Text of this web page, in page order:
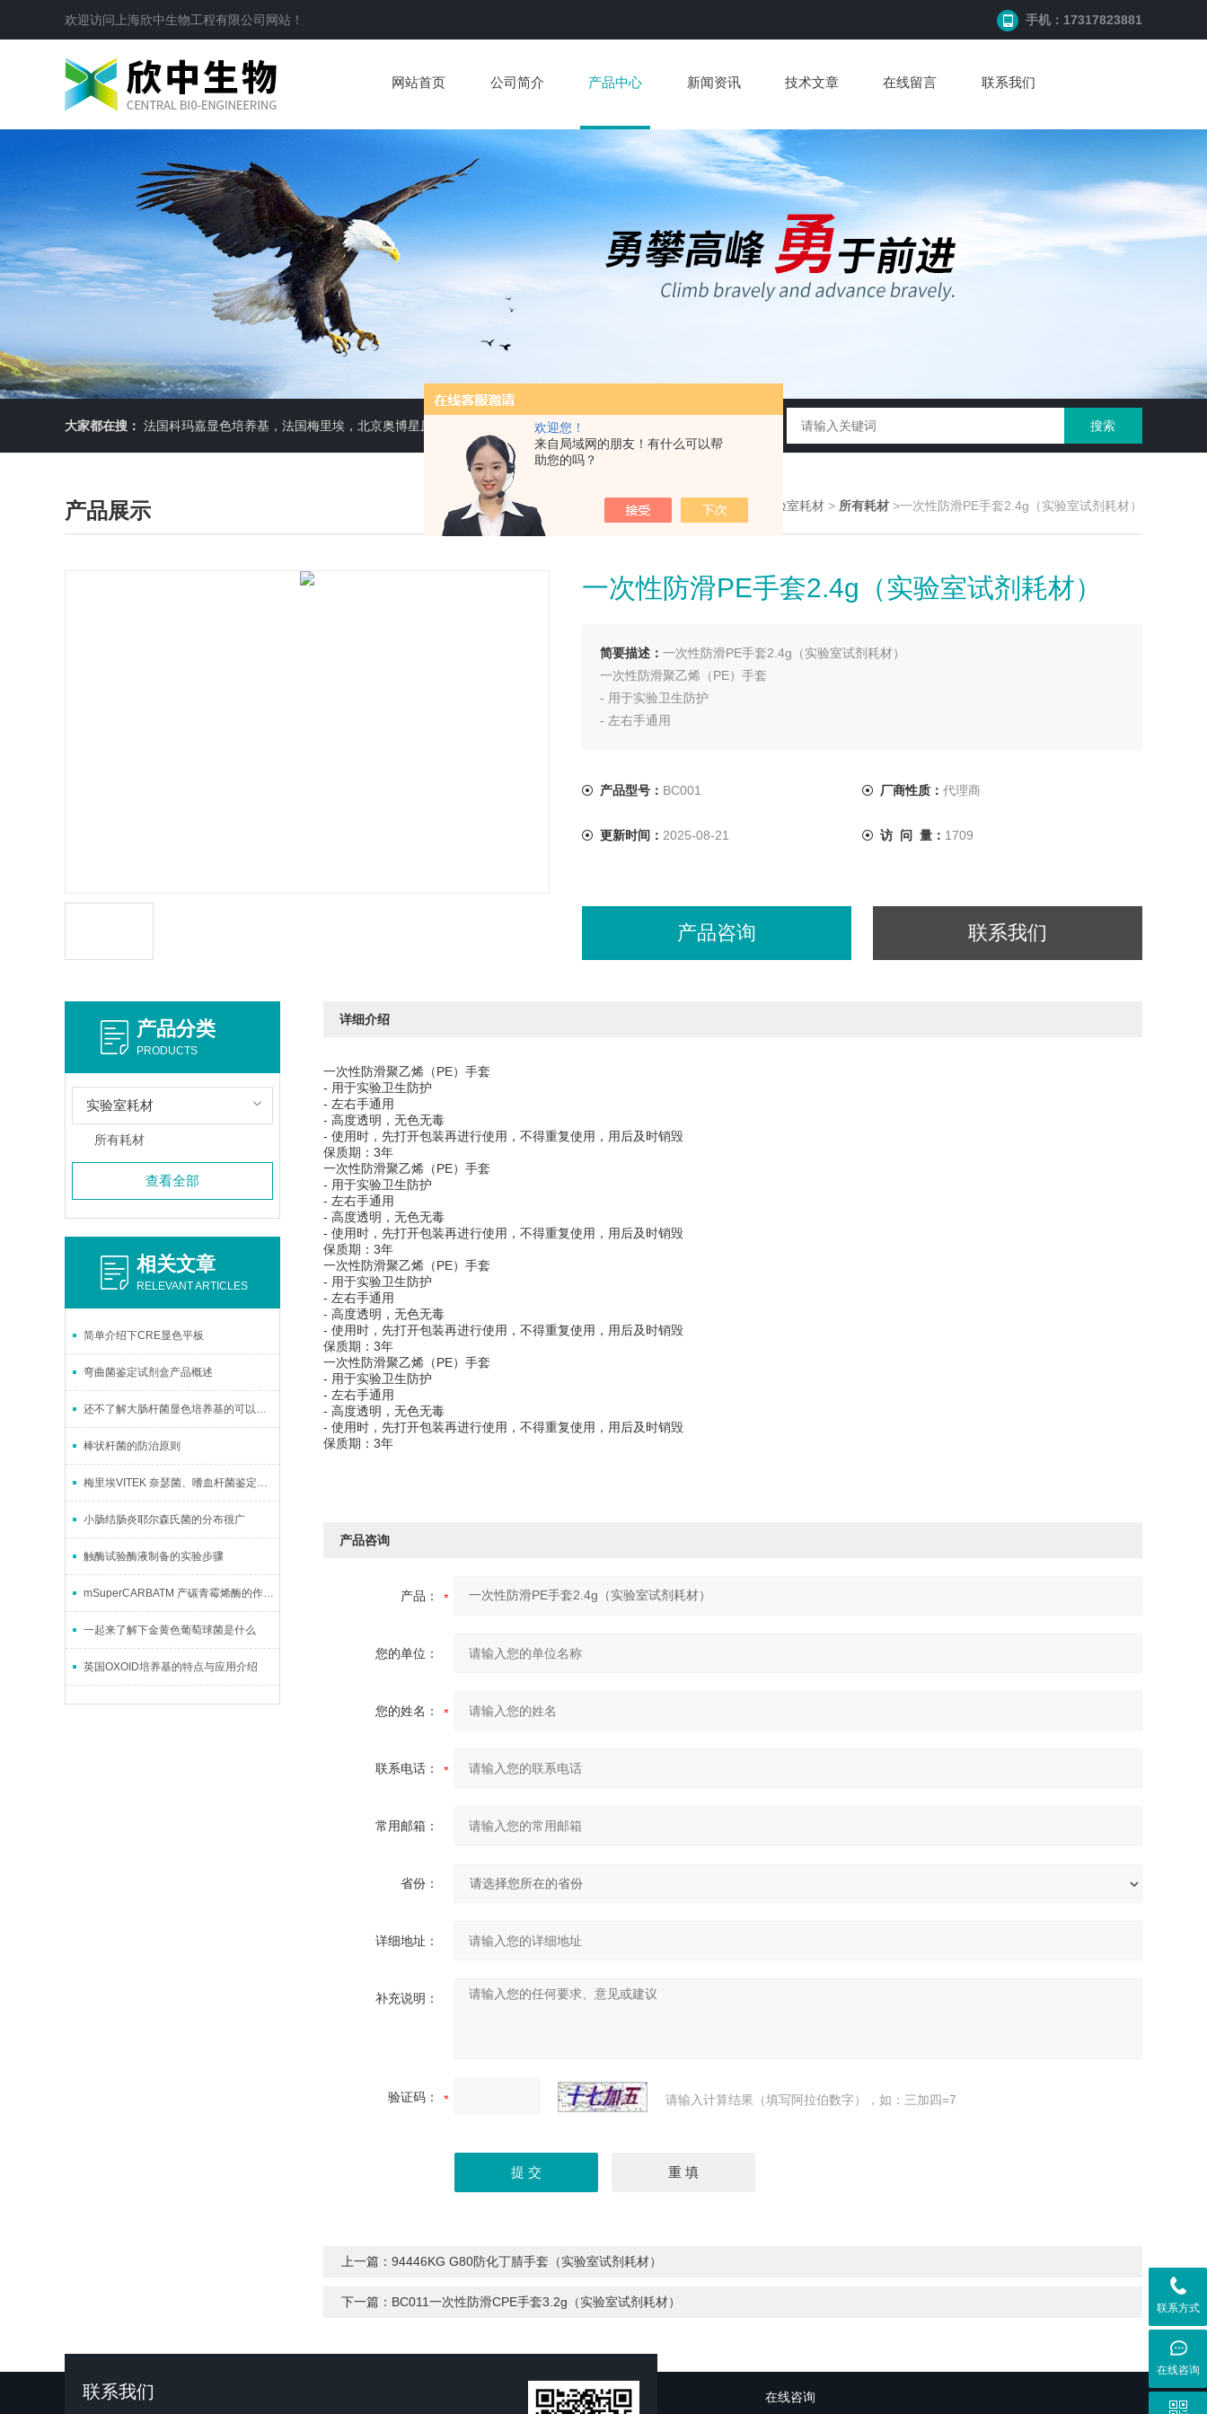
欢迎您！
来自局域网的朋友！有什么可以帮
助您的吗？
欢迎访问 上海欣中生物工程有限公司 网站！ 手机：17317823881
网站首页 公司简介 产品中心 新闻资讯 技术文章 在线留言 联系我们
大家都在搜： 法国科玛嘉显色培养基，法国梅里埃，北京奥博星原料培养基，英国OXOID，意大利利飞驰E-TEXT药敏纸条，COPAN运送培养基，即用性平板（血琼脂平板,Baird-Parker琼脂平板等），药典平板（TSA，SDA等）
产品展示 您现在的位置：>首页 产品展示 实验室耗材 > 所有耗材 >一次性防滑PE手套2.4g（实验室试剂耗材）
一次性防滑PE手套2.4g（实验室试剂耗材）
简要描述： 一次性防滑PE手套2.4g（实验室试剂耗材）
一次性防滑聚乙烯（PE）手套
- 用于实验卫生防护
- 左右手通用
保质期：3年
产品型号： BC001 厂商性质： 代理商
更新时间： 2025-08-21 访 问 量： 1709
产品咨询 联系我们
产品分类
PRODUCTS
实验室耗材
所有耗材
查看全部
相关文章
RELEVANT ARTICLES
简单介绍下CRE显色平板
弯曲菌鉴定试剂盒产品概述
还不了解大肠杆菌显色培养基的可以进来看看
棒状杆菌的防治原则
梅里埃VITEK 奈瑟菌、嗜血杆菌鉴定卡(NH)的应用分析
小肠结肠炎耶尔森氏菌的分布很广
触酶试验酶液制备的实验步骤
mSuperCARBATM 产碳青霉烯酶的作用与意义
一起来了解下金黄色葡萄球菌是什么
英国OXOID培养基的特点与应用介绍
详细介绍
一次性防滑聚乙烯（PE）手套
- 用于实验卫生防护
- 左右手通用
- 高度透明，无色无毒
- 使用时，先打开包装再进行使用，不得重复使用，用后及时销毁
保质期：3年
一次性防滑聚乙烯（PE）手套
- 用于实验卫生防护
- 左右手通用
- 高度透明，无色无毒
- 使用时，先打开包装再进行使用，不得重复使用，用后及时销毁
保质期：3年
一次性防滑聚乙烯（PE）手套
- 用于实验卫生防护
- 左右手通用
- 高度透明，无色无毒
- 使用时，先打开包装再进行使用，不得重复使用，用后及时销毁
保质期：3年
一次性防滑聚乙烯（PE）手套
- 用于实验卫生防护
- 左右手通用
- 高度透明，无色无毒
- 使用时，先打开包装再进行使用，不得重复使用，用后及时销毁
保质期：3年
产品咨询
产品：
您的单位：
您的姓名：
联系电话：
常用邮箱：
省份：
详细地址：
补充说明：
验证码： 请输入计算结果（填写阿拉伯数字），如：三加四=7
上一篇： 94446KG G80防化丁腈手套（实验室试剂耗材）
下一篇： BC011一次性防滑CPE手套3.2g（实验室试剂耗材）
联系我们 在线咨询
联系方式
在线咨询